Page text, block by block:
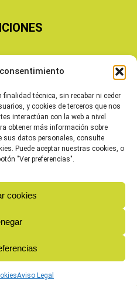
técnica, sin recabar ni ceder
y cookies de terceros que nos
interactúan con la web a nivel
obtener más información sobre
sus datos personales, consulte
Puede aceptar nuestras cookies, o
"Ver preferencias".
cookies
Aviso Legal